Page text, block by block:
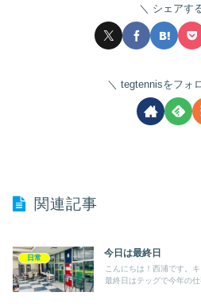
シェアす
tegtennisをフォ
関連記事
日常 今日は最終日
こんにちは！西浦です。
最終日はテッグで今年の